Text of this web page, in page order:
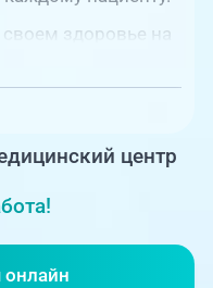
здоровье на
вашего
центр
онлайн